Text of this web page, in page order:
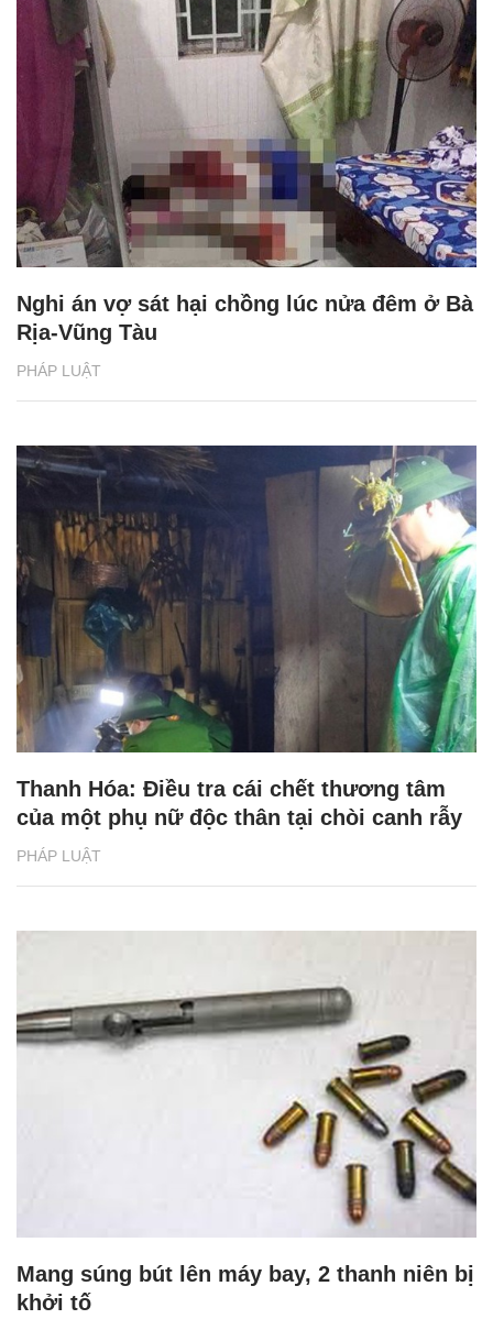
PHÁP LUẬT
Nghi án vợ sát hại chồng lúc nửa đêm ở Bà
Rịa-Vũng Tàu
PHÁP LUẬT
Thanh Hóa: Điều tra cái chết thương tâm
của một phụ nữ độc thân tại chòi canh rẫy
Mang súng bút lên máy bay, 2 thanh niên bị
khởi tố